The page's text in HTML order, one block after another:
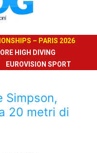
– PARIS 2026
HIGH DIVING
EUROVISION SPORT
Simpson,
20 metri di